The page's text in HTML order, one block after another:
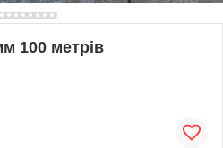
100 метрів